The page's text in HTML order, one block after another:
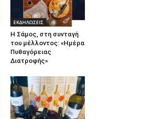
ΕΚΔΗΛΩΣΕΙΣ
Η Σάμος, στη συνταγή
του μέλλοντος: «Ημέρα
Πυθαγόρειας
Διατροφής»